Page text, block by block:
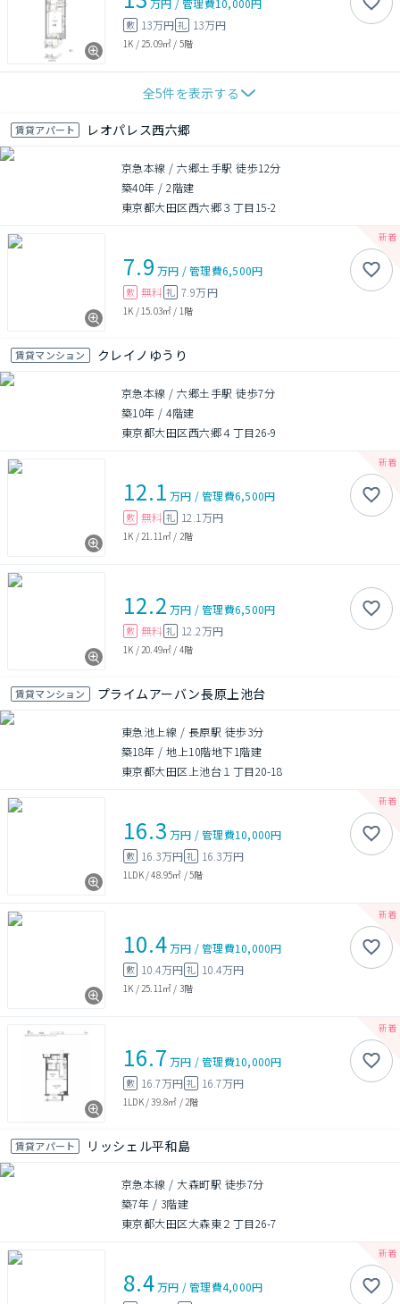
敷 13万円 礼 13万円
1K / 25.09㎡ / 5階
全5件を表示する
賃貸アパート レオパレス西六郷
京急本線 / 六郷土手駅 徒歩12分
築40年 /2階建
東京都大田区西六郷３丁目15-2
7.9 万円 /管理費6,500円
敷 無料 礼 7.9万円
1K / 15.03㎡ / 1階
賃貸マンション クレイノゆうり
京急本線 / 六郷土手駅 徒歩7分
築10年 /4階建
東京都大田区西六郷４丁目26-9
12.1 万円 /管理費6,500円
敷 無料 礼 12.1万円
1K / 21.11㎡ / 2階
12.2 万円 /管理費6,500円
敷 無料 礼 12.2万円
1K / 20.49㎡ / 4階
賃貸マンション プライムアーバン長原上池台
東急池上線 / 長原駅 徒歩3分
築18年 /地上10階地下1階建
東京都大田区上池台１丁目20-18
16.3 万円 /管理費10,000円
敷 16.3万円 礼 16.3万円
1LDK/48.95㎡ /5階
10.4万円 /管理費10,000円
敷 10.4万円 礼 10.4万円
1K / 25.11㎡ / 3階
16.7 万円 /管理費10,000円
敷 16.7万円 礼 16.7万円
1LDK/39.8㎡ / 2階
賃貸アパート リッシェル平和島
京急本線 / 大森町駅 徒歩7分
築7年 / 3階建
東京都大田区大森東２丁目26-7
8.4万円 /管理費4,000円